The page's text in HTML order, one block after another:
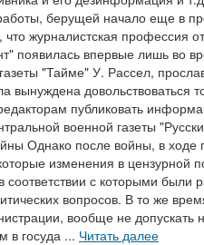
берущей начало еще в
журналистская профессия
появилась впервые лишь во
"Тайме" У. Рассел,
вынуждена довольствоваться
публиковать
военной газеты
Однако после войны, в
изменения в цензурной
с которыми были
вопросов. В то же
вообще не допускать
в госуда ... Читать далее